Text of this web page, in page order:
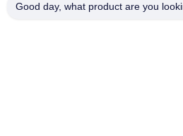
헤구이 산업단지, 리슈이, 난하이 포산
Good day, what product are you